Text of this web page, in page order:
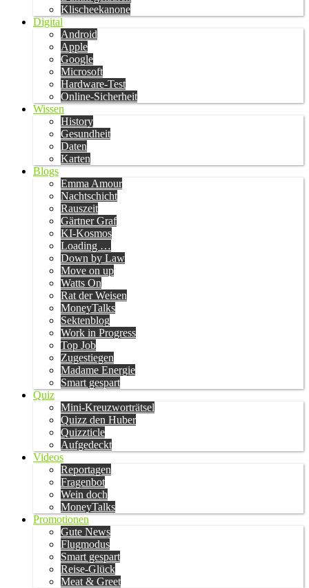
Klischeekanone
Digital
Android
Apple
Google
Microsoft
Hardware-Test
Online-Sicherheit
Wissen
History
Gesundheit
Daten
Karten
Blogs
Emma Amour
Nachtschicht
Rauszeit
Gärtner Graf
KI-Kosmos
Loading …
Down by Law
Move on up
Watts On
Rat der Weisen
MoneyTalks
Sektenblog
Work in Progress
Top Job
Zugestiegen
Madame Energie
Smart gespart
Quiz
Mini-Kreuzworträtsel
Quizz den Huber
Quizzticle
Aufgedeckt
Videos
Reportagen
Fragenbot
Wein doch
MoneyTalks
Promotionen
Gute News
Flugmodus
Smart gespart
Reise-Glück
Meat & Greet